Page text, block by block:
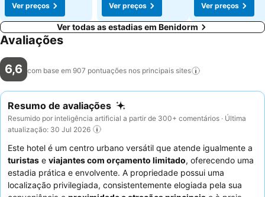
Ver preços
Ver preços
Ver preços
Ver todas as estadias em Benidorm
Avaliações
6,6 com base em 907 pontuações nos principais sites
Resumo de avaliações
Resumido por inteligência artificial a partir de 300+ comentários · Última
atualização: 30 Jul 2026
Este hotel é um centro urbano versátil que atende igualmente a
turistas e viajantes com orçamento limitado, oferecendo uma
estadia prática e envolvente. A propriedade possui uma
localização privilegiada, consistentemente elogiada pela sua